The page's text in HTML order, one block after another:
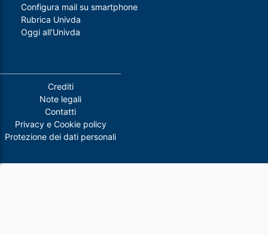
Configura mail su smartphone
Rubrica Univda
Oggi all'Univda
Piè di pagina
Crediti
Note legali
Contatti
Privacy e Cookie policy
Protezione dei dati personali